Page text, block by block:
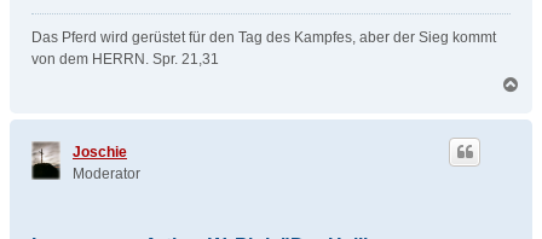
Das Pferd wird gerüstet für den Tag des Kampfes, aber der Sieg kommt
von dem HERRN. Spr. 21,31
c
Joschie
Moderator